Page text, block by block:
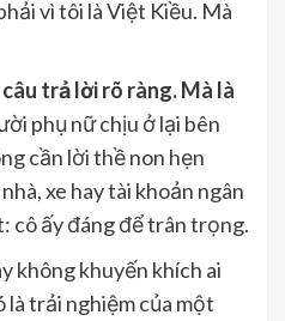
vì tôi là Việt Kiều. Mà
trả lời rõ ràng. Mà là
phụ nữ chịu ở lại bên
cần lời thề non hẹn
xe hay tài khoản ngân
cô ấy đáng để trân trọng.
không khuyến khích ai
là trải nghiệm của một